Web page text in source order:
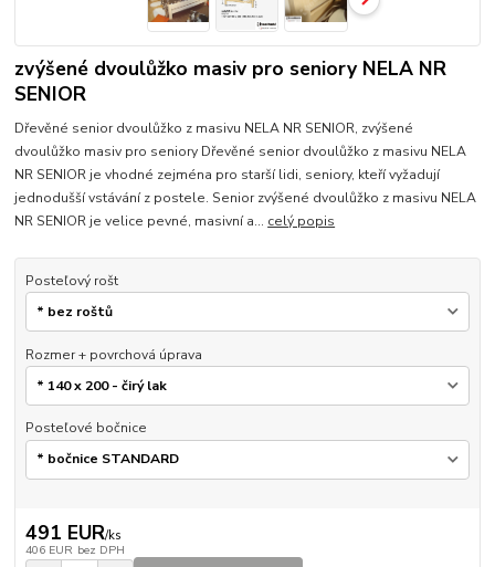
zvýšené dvoulůžko masiv pro seniory NELA NR
SENIOR
Dřevěné senior dvoulůžko z masivu NELA NR SENIOR, zvýšené
dvoulůžko masiv pro seniory Dřevěné senior dvoulůžko z masivu NELA
NR SENIOR je vhodné zejména pro starší lidi, seniory, kteří vyžadují
jednodušší vstávání z postele. Senior zvýšené dvoulůžko z masivu NELA
NR SENIOR je velice pevné, masivní a... celý popis
Posteľový rošt
Rozmer + povrchová úprava
Posteľové bočnice
491 EUR/ks
406 EUR bez DPH